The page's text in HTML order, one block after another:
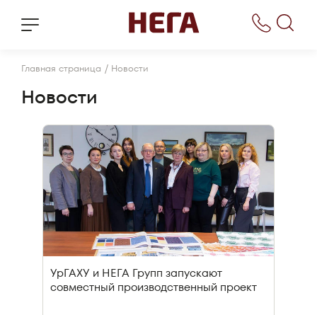
Главная страница / Новости
Новости
УрГАХУ и НЕГА Групп запускают
совместный производственный проект